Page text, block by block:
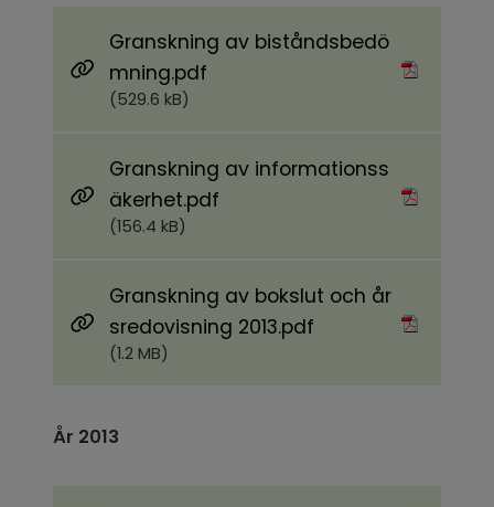
Granskning av biståndsbedö
mning.pdf
(529.6 kB)
Granskning av informationss
äkerhet.pdf
(156.4 kB)
Granskning av bokslut och år
sredovisning 2013.pdf Pdf, 1.2 MB.
(1.2 MB)
År 2013